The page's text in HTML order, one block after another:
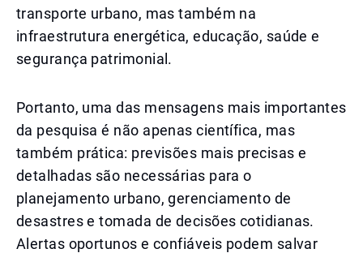
transporte urbano, mas também na
infraestrutura energética, educação, saúde e
segurança patrimonial.
Portanto, uma das mensagens mais importantes
da pesquisa é não apenas científica, mas
também prática: previsões mais precisas e
detalhadas são necessárias para o
planejamento urbano, gerenciamento de
desastres e tomada de decisões cotidianas.
Alertas oportunos e confiáveis podem salvar